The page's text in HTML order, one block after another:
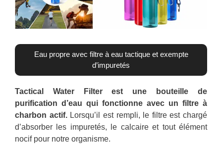
Eau propre avec filtre à eau tactique et exempte
d’impuretés
Tactical Water Filter est une bouteille de
purification d’eau qui fonctionne avec un filtre à
charbon actif. Lorsqu’il est rempli, le filtre est chargé
d’absorber les impuretés, le calcaire et tout élément
nocif pour notre organisme.